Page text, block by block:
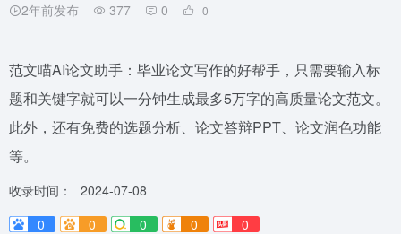
2年前发布 377 0 0
范文喵AI论文助手：毕业论文写作的好帮手，只需要输入标
题和关键字就可以一分钟生成最多5万字的高质量论文范文。
此外，还有免费的选题分析、论文答辩PPT、论文润色功能
等。
收录时间：
2024-07-08
0
0 0 0 0